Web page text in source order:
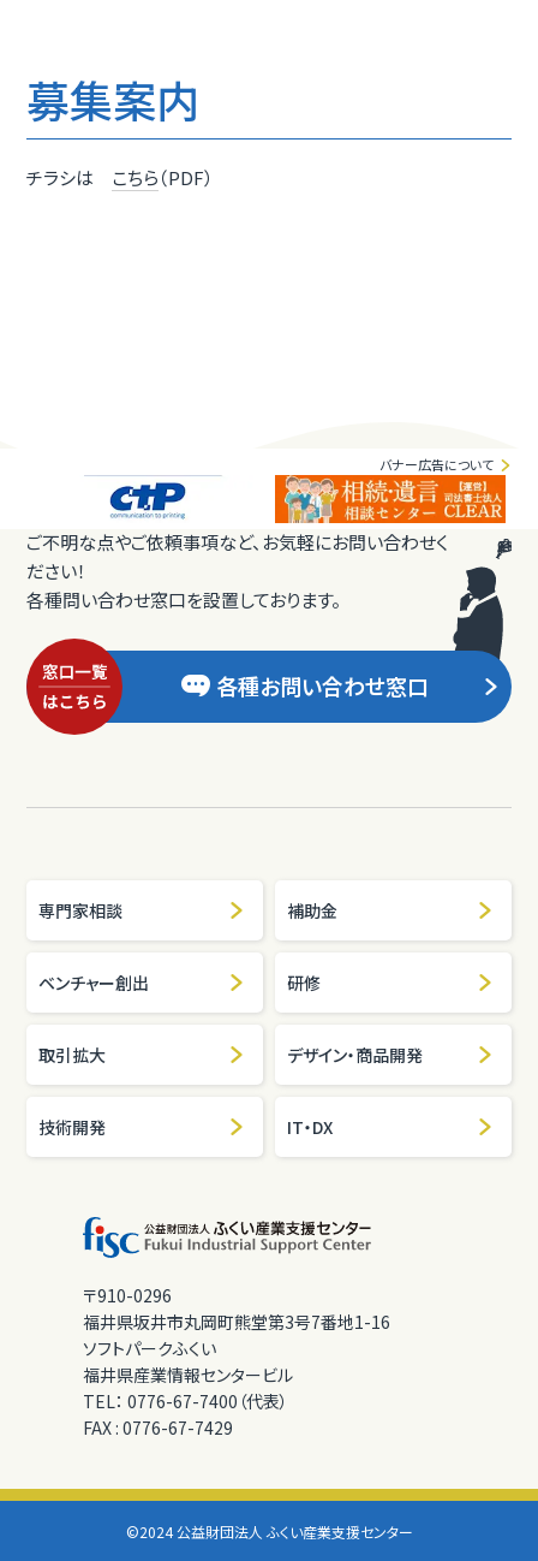
募集案内
チラシは こちら（PDF）
バナー広告について
ご不明な点やご依頼事項など、お気軽にお問い合わせく
ださい！
各種問い合わせ窓口を設置しております。
各種お問い合わせ窓口
専門家相談 補助金
ベンチャー創出 研修
取引拡大 デザイン・商品開発
技術開発 IT・DX
〒910-0296
福井県坂井市丸岡町熊堂第3号7番地1-16
ソフトパークふくい
福井県産業情報センタービル
TEL： 0776-67-7400（代表）
FAX : 0776-67-7429
©2024 公益財団法人 ふくい産業支援センター